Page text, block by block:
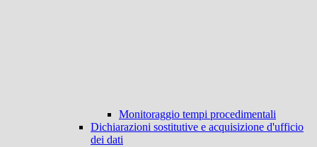
Monitoraggio tempi procedimentali
Dichiarazioni sostitutive e acquisizione d'ufficio
dei dati